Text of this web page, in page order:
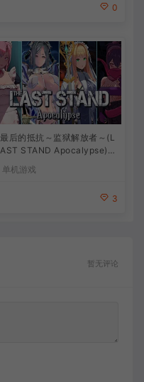
0
最后的抵抗～监狱解放者～(L
AST STAND Apocalypse)卡
单机游戏
3
暂无评论